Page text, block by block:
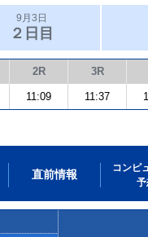
9月3日
２日目
2R 3R
11:09 11:37
直前情報
コンピ
予